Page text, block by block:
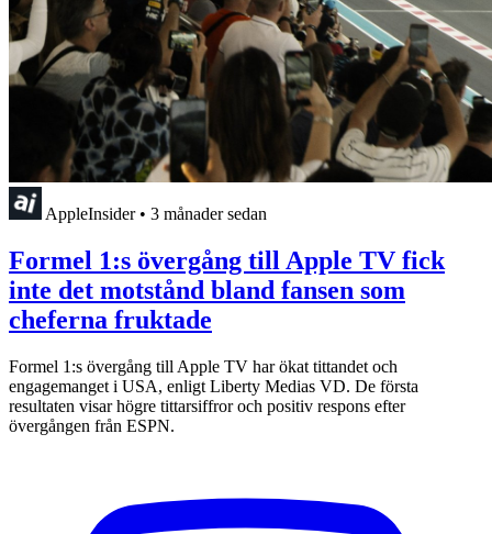
AppleInsider • 3 månader sedan
Formel 1:s övergång till Apple TV fick
inte det motstånd bland fansen som
cheferna fruktade
Formel 1:s övergång till Apple TV har ökat tittandet och
engagemanget i USA, enligt Liberty Medias VD. De första
resultaten visar högre tittarsiffror och positiv respons efter
övergången från ESPN.